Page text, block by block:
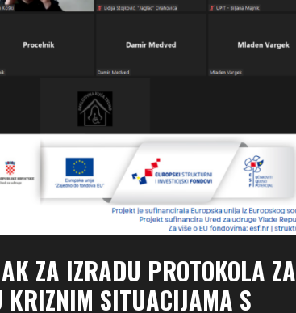
ZA IZRADU PROTOKOLA ZA
KRIZNIM SITUACIJAMA S